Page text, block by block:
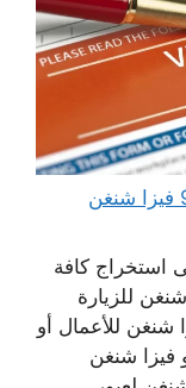
مكتب استخراج فيزا شنغن 98951133 فيزا شنغن
استخراج كافة
للزيارة
شنغن للأعمال أو
فيزا شنغن